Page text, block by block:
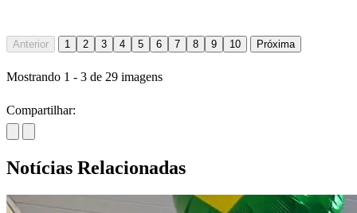
Anterior 1 2 3 4 5 6 7 8 9 10 Próxima
Mostrando 1 - 3 de 29 imagens
Compartilhar:
Notícias Relacionadas